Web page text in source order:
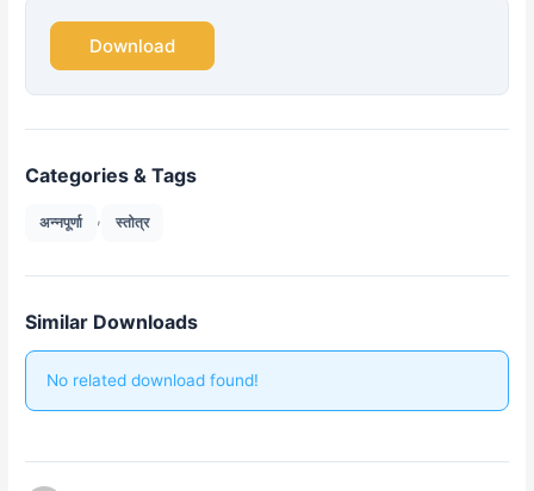
Download
Categories & Tags
अन्नपूर्णा , स्तोत्र
Similar Downloads
No related download found!